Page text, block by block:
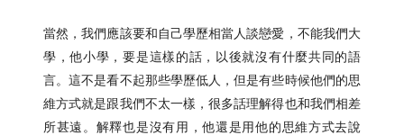
當然，我們應該要和自己學歷相當人談戀愛，不能我們大
學，他小學，要是這樣的話，以後就沒有什麼共同的語
言。這不是看不起那些學歷低人，但是有些時候他們的思
維方式就是跟我們不太一樣，很多話理解得也和我們相差
所甚遠。解釋也是沒有用，他還是用他的思維方式去說